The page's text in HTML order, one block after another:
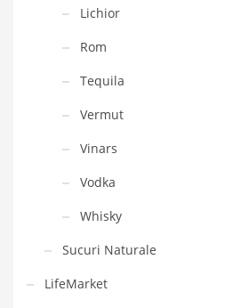
Lichior
Rom
Tequila
Vermut
Vinars
Vodka
Whisky
Sucuri Naturale
LifeMarket